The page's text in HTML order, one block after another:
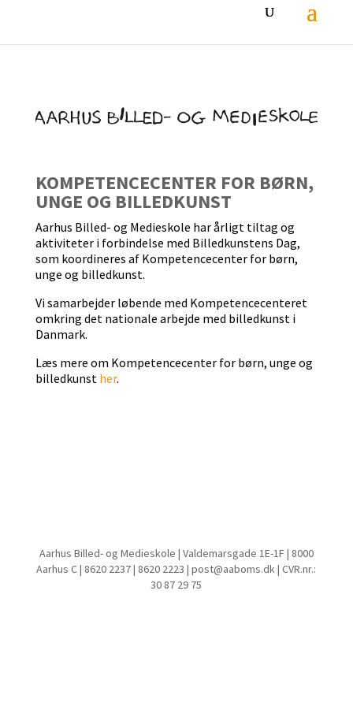
KOMPETENCECENTER FOR BØRN,
UNGE OG BILLEDKUNST
Aarhus Billed- og Medieskole har årligt tiltag og
aktiviteter i forbindelse med Billedkunstens Dag,
som koordineres af Kompetencecenter for børn,
unge og billedkunst.
Vi samarbejder løbende med Kompetencecenteret
omkring det nationale arbejde med billedkunst i
Danmark.
Læs mere om Kompetencecenter for børn, unge og
billedkunst her.
Aarhus Billed- og Medieskole | Valdemarsgade 1E-1F | 8000
Aarhus C | 8620 2237 | 8620 2223 | post@aaboms.dk | CVR.nr.:
30 87 29 75